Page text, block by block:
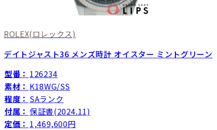
ROLEX(ロレックス)
デイトジャスト36 メンズ時計 オイスター ミントグリーン
型番： 126234
素材： K18WG/SS
程度： SAランク
付属： 保証書(2024.11)
定価： 1,469,600円